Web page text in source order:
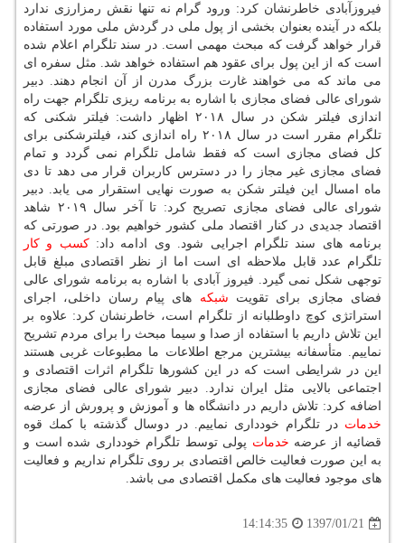
فیروزآبادی خاطرنشان كرد: ورود گرام نه تنها نقش رمزارزی ندارد
بلكه در آینده بعنوان بخشی از پول ملی در گردش ملی مورد استفاده
قرار خواهد گرفت كه مبحث مهمی است. در سند تلگرام اعلام شده
است كه از این پول برای عقود هم استفاده خواهد شد. مثل سفره ای
می ماند كه می خواهند غارت بزرگ مدرن از آن انجام دهند. دبیر
شورای عالی فضای مجازی با اشاره به برنامه ریزی تلگرام جهت راه
اندازی فیلتر شكن در سال ۲۰۱۸ اظهار داشت: فیلتر شكنی كه
تلگرام مقرر است در سال ۲۰۱۸ راه اندازی كند، فیلترشكنی برای
كل فضای مجازی است كه فقط شامل تلگرام نمی گردد و تمام
فضای مجازی غیر مجاز را در دسترس كاربران قرار می دهد تا دی
ماه امسال این فیلتر شكن به صورت نهایی استقرار می یابد. دبیر
شورای عالی فضای مجازی تصریح كرد: تا آخر سال ۲۰۱۹ شاهد
اقتصاد جدیدی در كنار اقتصاد ملی كشور خواهیم بود. در صورتی كه
برنامه های سند تلگرام اجرایی شود. وی ادامه داد:كسب و كار
تلگرام عدد قابل ملاحظه ای است اما از نظر اقتصادی مبلغ قابل
توجهی شكل نمی گیرد. فیروز آبادی با اشاره به برنامه شورای عالی
فضای مجازی برای تقویت شبكه های پیام رسان داخلی، اجرای
استراتژی كوچ داوطلبانه از تلگرام است، خاطرنشان كرد: علاوه بر
این تلاش داریم با استفاده از صدا و سیما مبحث را برای مردم تشریح
نماییم. متأسفانه بیشترین مرجع اطلاعات ما مطبوعات غربی هستند
این در شرایطی است كه در این كشورها تلگرام اثرات اقتصادی و
اجتماعی بالایی مثل ایران ندارد. دبیر شورای عالی فضای مجازی
اضافه كرد: تلاش داریم در دانشگاه ها و آموزش و پرورش از عرضه
خدمات در تلگرام خودداری نماییم. در دوسال گذشته با كمك قوه
قضائیه از عرضه خدمات پولی توسط تلگرام خودداری شده است و
به این صورت فعالیت خالص اقتصادی بر روی تلگرام نداریم و فعالیت
های موجود فعالیت های مكمل اقتصادی می باشد.
1397/01/21
14:14:35